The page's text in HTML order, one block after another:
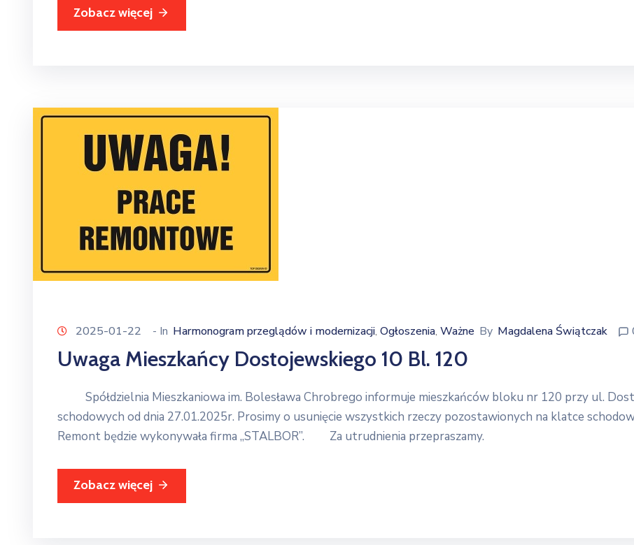
Zobacz więcej
2025-01-22 - In Harmonogram przeglądów i modernizacji‚ Ogłoszenia‚ Ważne By Magdalena Świątczak
Uwaga Mieszkańcy Dostojewskiego 10 Bl. 120
Spółdzielnia Mieszkaniowa im. Bolesława Chrobrego informuje mieszkańców bloku nr 120 przy ul.
schodowych od dnia 27.01.2025r. Prosimy o usunięcie wszystkich rzeczy pozostawionych na klatce
Remont będzie wykonywała firma ,,STALBOR”. Za utrudnienia przepraszamy.
Zobacz więcej